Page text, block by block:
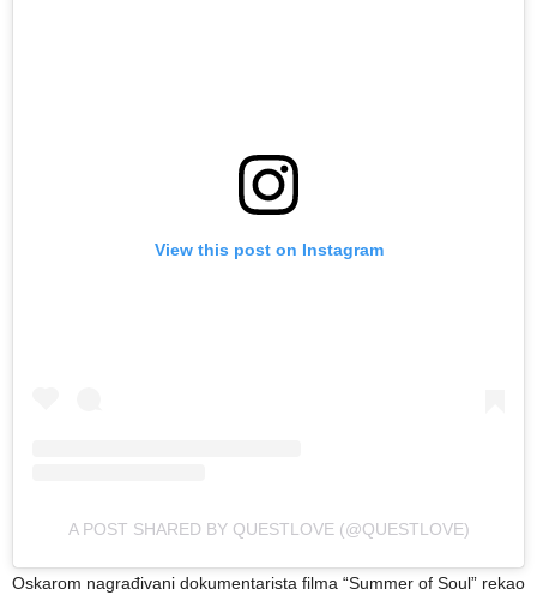
View this post on Instagram
A POST SHARED BY QUESTLOVE (@QUESTLOVE)
Oskarom nagrađivani dokumentarista filma “Summer of Soul” rekao